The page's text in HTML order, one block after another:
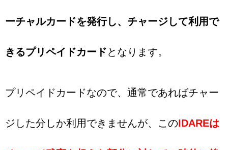
ーチャルカードを発行し、チャージして利用で
きるプリペイドカードとなります。
プリペイドカードなので、通常であればチャー
ジした分しか利用できませんが、このIDAREは